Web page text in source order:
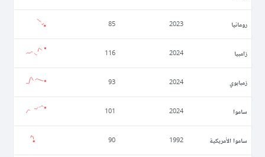
رومانيا 2023
85
زامبيا 2024
116
زمبابوي 2024
93
ساموا 2024
101
ساموا الأمريكية 1992
90